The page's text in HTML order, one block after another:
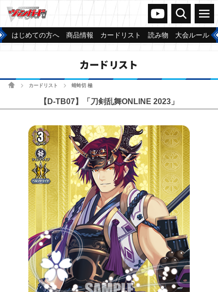
ヴァンガードch
検索 メニュー
はじめての方へ 商品情報 カードリスト 読み物 大会ルール
カードリスト
ホームカードリスト 蜻蛉切 極
【D-TB07】「刀剣乱舞ONLINE 2023」